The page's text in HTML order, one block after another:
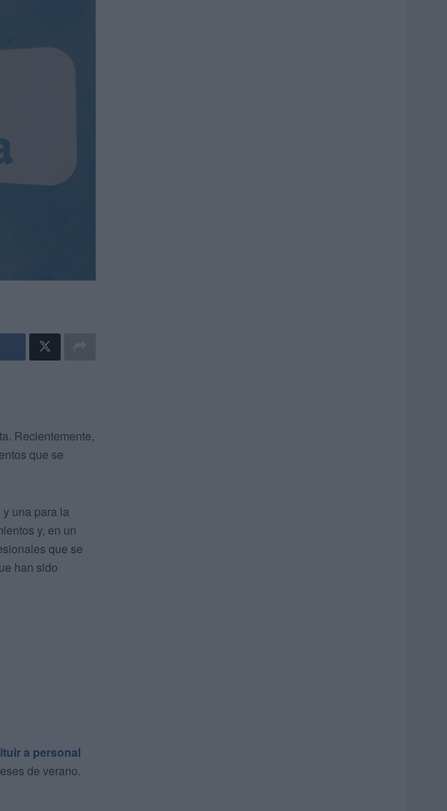
Recientemente,
que se
una para la
y, en un
que se
han sido
a personal
de verano.